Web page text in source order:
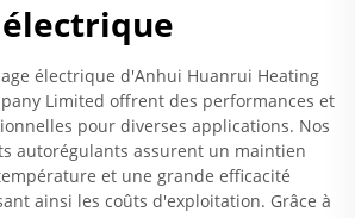
électrique
électrique d'Anhui Huanrui Heating
Limited offrent des performances et
pour diverses applications. Nos
autorégulants assurent un maintien
et une grande efficacité
ainsi les coûts d'exploitation. Grâce à